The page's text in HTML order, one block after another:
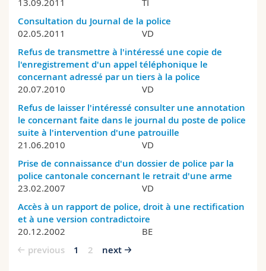
13.09.2011 TI
Consultation du Journal de la police
02.05.2011 VD
Refus de transmettre à l'intéressé une copie de
l'enregistrement d'un appel téléphonique le
concernant adressé par un tiers à la police
20.07.2010 VD
Refus de laisser l'intéressé consulter une annotation
le concernant faite dans le journal du poste de police
suite à l'intervention d'une patrouille
21.06.2010 VD
Prise de connaissance d'un dossier de police par la
police cantonale concernant le retrait d'une arme
23.02.2007 VD
Accès à un rapport de police, droit à une rectification
et à une version contradictoire
20.12.2002 BE
previous 1 2 next